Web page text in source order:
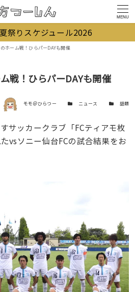
MENU
祭りスケジュール2026
ホーム戦！ひらパーDAYも開催
戦！ひらパーDAYも開催
著者 モモ＠ひらつー カテゴリー
ニュース カテゴリー
話題
サッカークラブ「FCティアモ枚
vsソニー仙台FCの試合結果をお